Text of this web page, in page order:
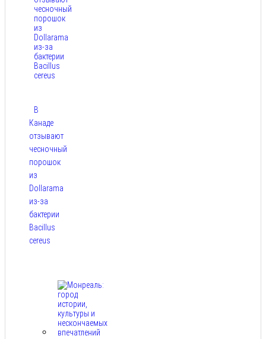
В
Канаде
отзывают
чесночный
порошок
из
Dollarama
из-за
бактерии
Bacillus
cereus